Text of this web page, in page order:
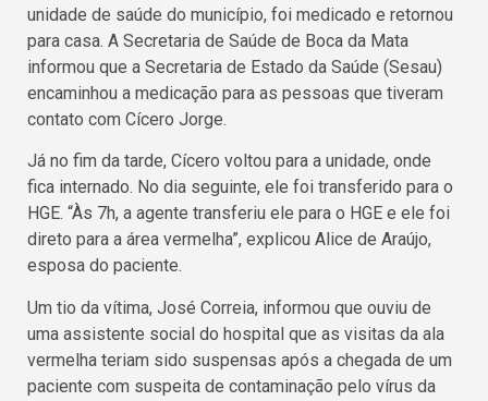
unidade de saúde do município, foi medicado e retornou
para casa. A Secretaria de Saúde de Boca da Mata
informou que a Secretaria de Estado da Saúde (Sesau)
encaminhou a medicação para as pessoas que tiveram
contato com Cícero Jorge.
Já no fim da tarde, Cícero voltou para a unidade, onde
fica internado. No dia seguinte, ele foi transferido para o
HGE. “Às 7h, a agente transferiu ele para o HGE e ele foi
direto para a área vermelha”, explicou Alice de Araújo,
esposa do paciente.
Um tio da vítima, José Correia, informou que ouviu de
uma assistente social do hospital que as visitas da ala
vermelha teriam sido suspensas após a chegada de um
paciente com suspeita de contaminação pelo vírus da